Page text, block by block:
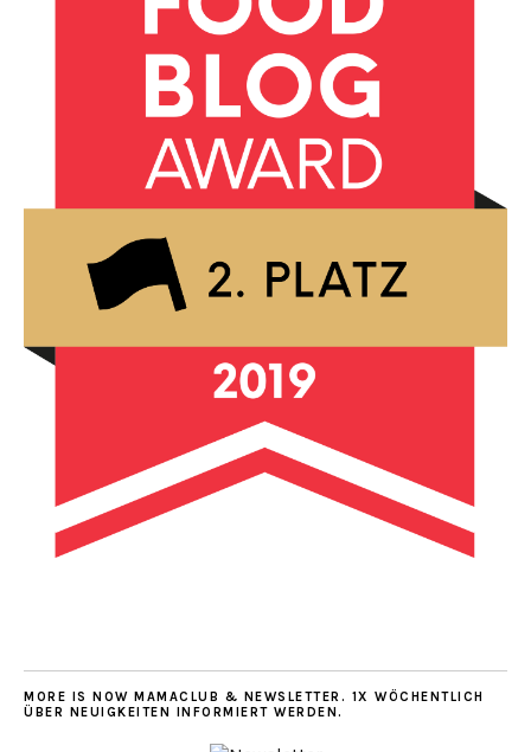
MORE IS NOW MAMACLUB & NEWSLETTER. 1X WÖCHENTLICH
ÜBER NEUIGKEITEN INFORMIERT WERDEN.